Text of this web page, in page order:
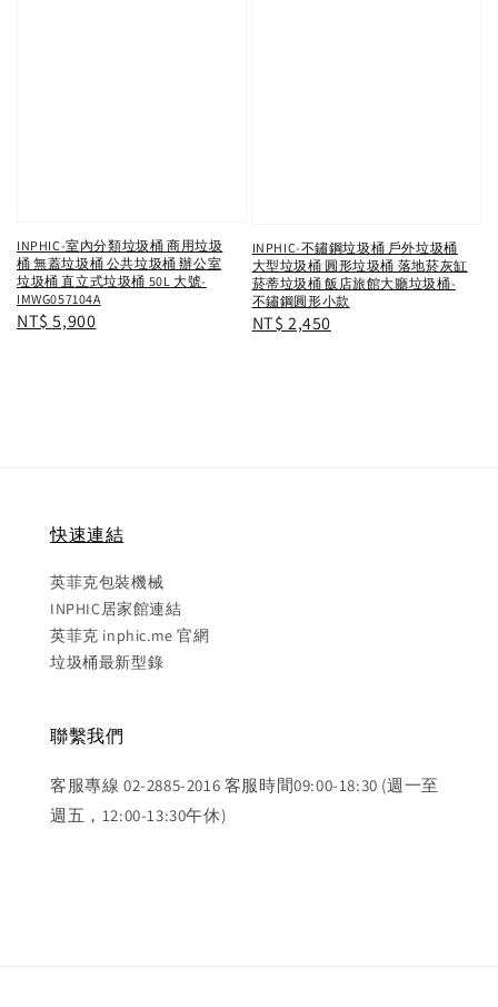
INPHIC-室內分類垃圾桶 商用垃圾
桶 無蓋垃圾桶 公共垃圾桶 辦公室
垃圾桶 直立式垃圾桶 50L 大號-
IMWG057104A
Regular
NT$ 5,900
INPHIC-不鏽鋼垃圾桶 戶外垃圾桶
大型垃圾桶 圓形垃圾桶 落地菸灰缸
菸蒂垃圾桶 飯店旅館大廳垃圾桶-
不鏽鋼圓形小款
Regular
NT$ 2,450
快速連結
英菲克包裝機械
INPHIC居家館連結
英菲克 inphic.me 官網
垃圾桶最新型錄
聯繫我們
客服專線 02-2885-2016 客服時間09:00-18:30 (週一至
週五，12:00-13:30午休)